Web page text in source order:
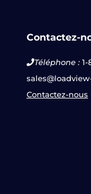
Contactez-
Téléphone :1-
Contactez-nous